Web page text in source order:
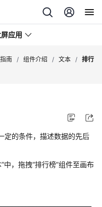
应用
南 / 组件介绍 / 文本 / 排行
定的条件，描述数据的先后
，拖拽“排行榜”组件至画布